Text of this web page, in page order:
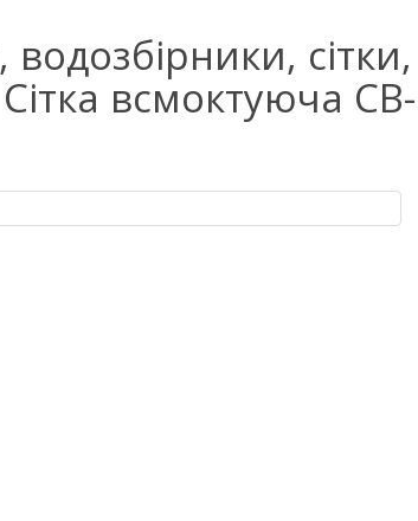
всмоктуюча